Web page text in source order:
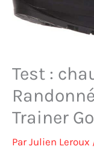
Test :
Trainer
ParJulien Leroux